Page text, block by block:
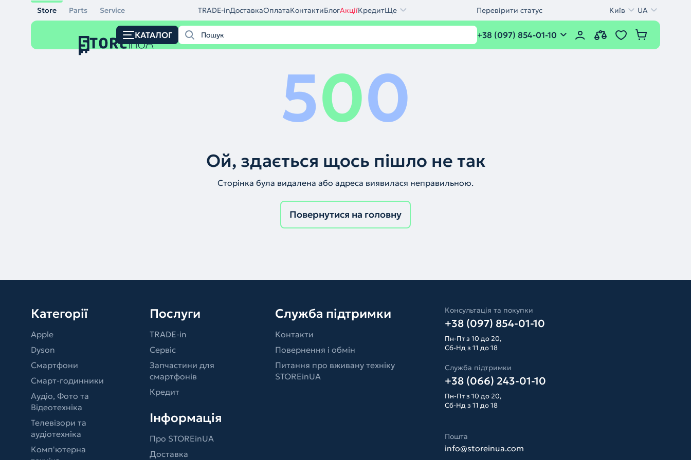
Store Parts Service TRADE-inДоставкаОплатаКонтактиБлогАкціїКредитЩе Перевірити статус Київ UA
КАТАЛОГ +38 (097) 854-01-10
500
Ой, здається щось пішло не так
Сторінка була видалена або адреса виявилася неправильною.
Повернутися на головну
Категорії
Apple
Dyson
Смартфони
Смарт-годинники
Аудіо, Фото та
Відеотехніка
Телевізори та
аудіотехніка
Комп'ютерна
Послуги
TRADE-in
Сервіс
Запчастини для
смартфонів
Кредит
Інформація
Про STOREinUA
Доставка
Служба підтримки
Контакти
Повернення і обмін
Питання про вживану техніку
STOREinUA
Консультація та покупки
+38 (097) 854-01-10
Пн-Пт з 10 до 20,
Сб-Нд з 11 до 18
Служба підтримки
+38 (066) 243-01-10
Пн-Пт з 10 до 20,
Сб-Нд з 11 до 18
Пошта
info@storeinua.com